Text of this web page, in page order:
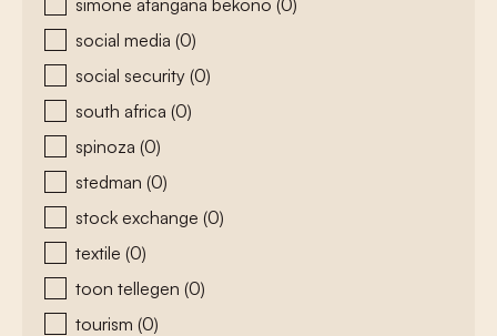
simone atangana bekono (0)
social media (0)
social security (0)
south africa (0)
spinoza (0)
stedman (0)
stock exchange (0)
textile (0)
toon tellegen (0)
tourism (0)